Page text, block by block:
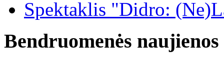
Spektaklis "Didro:
Bendruomenės naujienos